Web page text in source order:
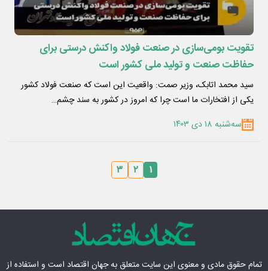
تقویت بومی‌سازی در صنعت فولاد واکنش درستی برای
حفاظت صنعت و تولید ملی کشور است
سید محمد اتابک، وزیر صمت: واقعیت این است که صنعت فولاد کشور
یکی از افتخارات ما است چرا که امروز در کشور به سند چشم…
سه‌شنبه ۱۸ دی ۱۴۰۳
۱ ۲ ۳
تمام حقوق مادی‌ و معنوی این سایت متعلق بهجهان اقتصاد است و استفاده از